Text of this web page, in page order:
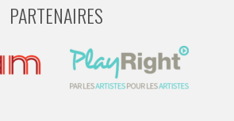
PARTENAIRES